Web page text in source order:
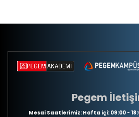
Pegem
Mesai Saatlerimiz: Hafta içi: 09:00 -